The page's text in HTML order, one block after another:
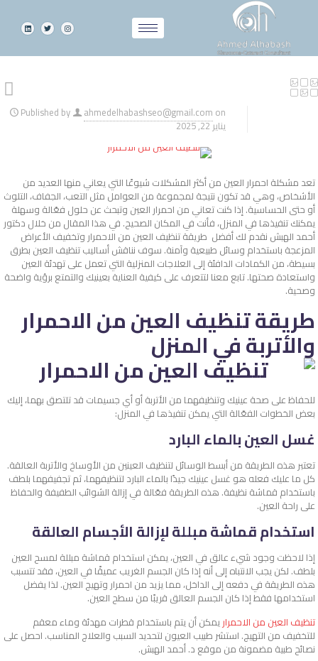
Published by ahmedelhabashseo@gmail.com on
يناير 22, 2025
تعد مشكلة احمرار العين من أكثر المشكلات شيوعًا التي يعاني منها العديد من
الأشخاص، وهي قد تكون نتيجة لمجموعة من العوامل مثل التعب، الجفاف، التلوث
أو حتى الحساسية. إذا كنت تعاني من احمرار العين وتبحث عن حلول فعّالة وسهلة
يمكنك تنفيذها في المنزل، فأنت في المكان الصحيح. في هذا المقال من خلال دكتور
أحمد الهبش نقدم لك أفضل طريقة تنظيف العين من الاحمرار وتخفيف الأعراض
المزعجة باستخدام وسائل طبيعية وآمنة. سوف نناقش أساليب تنظيف العين بطرق
بسيطة، من الكمادات الدافئة إلى العلاجات المنزلية التي تعمل على تهدئة العين
واستعادة صحتها. تابع معنا لتتعرف على كيفية العناية بعينيك والتمتع برؤية واضحة
وصحية.
طريقة تنظيف العين من الاحمرار
والأتربة في المنزل
للحفاظ على صحة عينيك وتنظيفهما من الأتربة أو أي جسيمات قد تلتصق بهما، إليك
بعض الخطوات الفعّالة التي يمكن تنفيذها في المنزل:
غسل العين بالماء البارد
تعتبر هذه الطريقة من أبسط الوسائل لتنظيف العينين من الأوساخ والأتربة العالقة.
كل ما عليك فعله هو غسل عينيك جيدًا بالماء البارد لتنظيفهما، ثم تجفيفهما بلطف
باستخدام قماشة نظيفة. هذه الطريقة فعّالة في إزالة الشوائب الطفيفة والحفاظ
على راحة العين.
استخدام قماشة مبللة لإزالة الأجسام العالقة
إذا لاحظت وجود شيء عالق في العين، يمكن استخدام قماشة مبللة لمسح العين
بلطف. لكن يجب الانتباه إلى أنه إذا كان الجسم الغريب عميقًا في العين، فقد تتسبب
هذه الطريقة في دفعه إلى الداخل، مما يزيد من احمرار وتهيج العين. لذا يفضل
استخدامها فقط إذا كان الجسم العالق قريبًا من سطح العين.
تنظيف العين من الاحمراريمكن أن يتم باستخدام قطرات مهدئة وماء معقم
للتخفيف من التهيج. استشر طبيب العيون لتحديد السبب والعلاج المناسب. احصل على
نصائح طبية مضمونة من موقع د. أحمد الهبش.